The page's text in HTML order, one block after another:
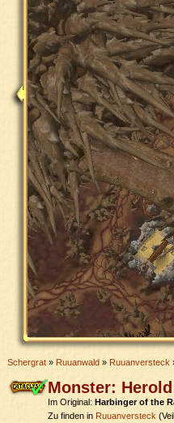
Schergrat » Ruuanwald » Ruuanversteck
Monster:
Im Original: Harbinger of the
Zu finden in Ruuanversteck